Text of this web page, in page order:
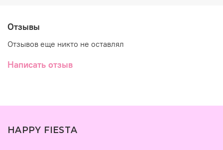
Отзывы
Отзывов еще никто не оставлял
Написать отзыв
HAPPY FIESTA